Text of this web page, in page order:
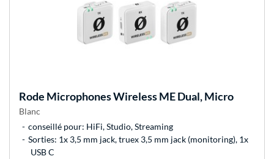
Rode MicrophonesWireless ME Dual, Micro
Blanc
conseillé pour: HiFi, Studio, Streaming
Sorties: 1x 3,5 mm jack, truex 3,5 mm jack (monitoring), 1x
USB C